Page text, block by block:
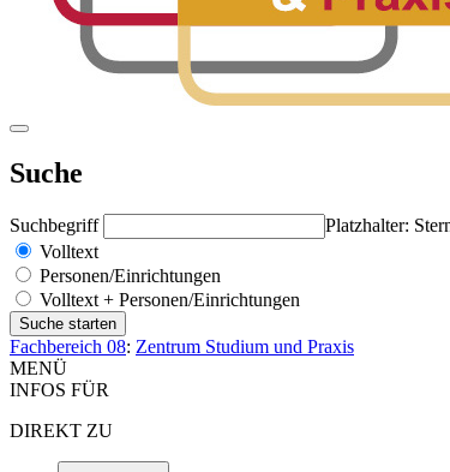
Suche
Suchbegriff
Platzhalter:
Volltext
Personen/Einrichtungen
Volltext + Personen/Einrichtungen
Fachbereich 08: Zentrum Studium und Praxis
MENÜ
INFOS FÜR
DIREKT ZU